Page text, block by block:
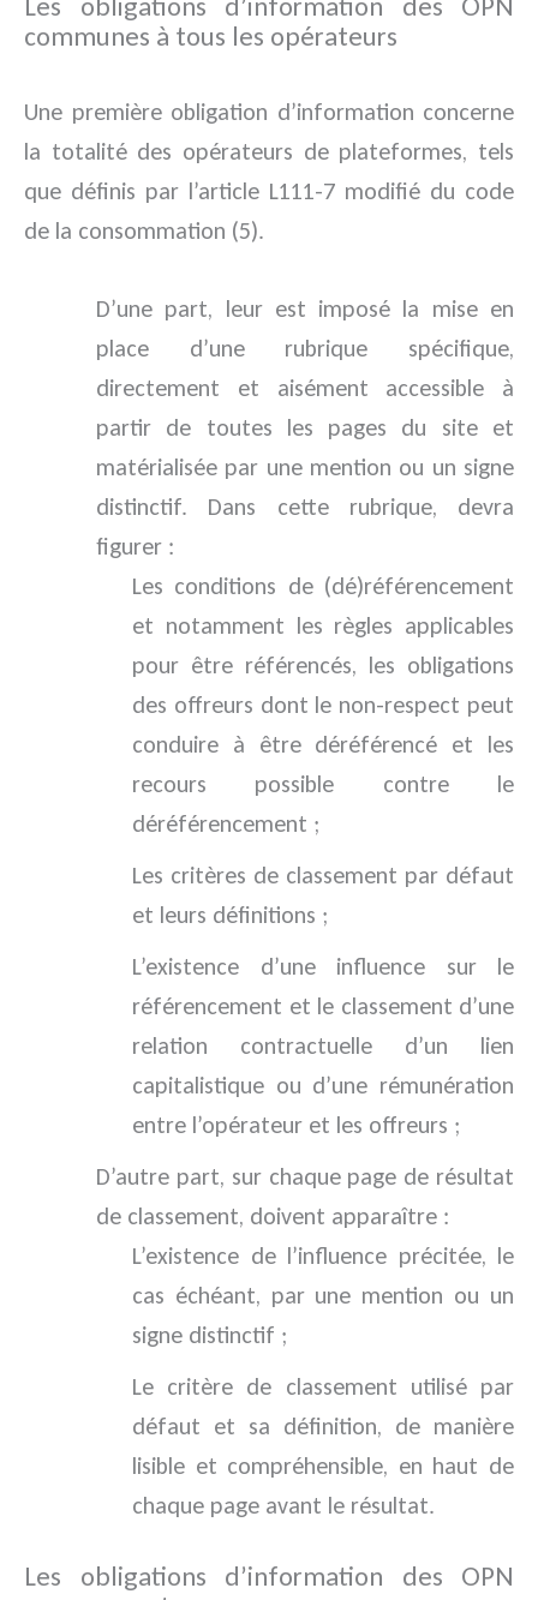
communes à tous les opérateurs
Une première obligation d’information concerne
la totalité des opérateurs de plateformes, tels
que définis par l’article L111-7 modifié du code
de la consommation (5).
D’une part, leur est imposé la mise en
place d’une rubrique spécifique,
directement et aisément accessible à
partir de toutes les pages du site et
matérialisée par une mention ou un signe
distinctif. Dans cette rubrique, devra
figurer :
Les conditions de (dé)référencement
et notamment les règles applicables
pour être référencés, les obligations
des offreurs dont le non-respect peut
conduire à être déréférencé et les
recours possible contre le
déréférencement ;
Les critères de classement par défaut
et leurs définitions ;
L’existence d’une influence sur le
référencement et le classement d’une
relation contractuelle d’un lien
capitalistique ou d’une rémunération
entre l’opérateur et les offreurs ;
D’autre part, sur chaque page de résultat
de classement, doivent apparaître :
L’existence de l’influence précitée, le
cas échéant, par une mention ou un
signe distinctif ;
Le critère de classement utilisé par
défaut et sa définition, de manière
lisible et compréhensible, en haut de
chaque page avant le résultat.
Les obligations d’information des OPN